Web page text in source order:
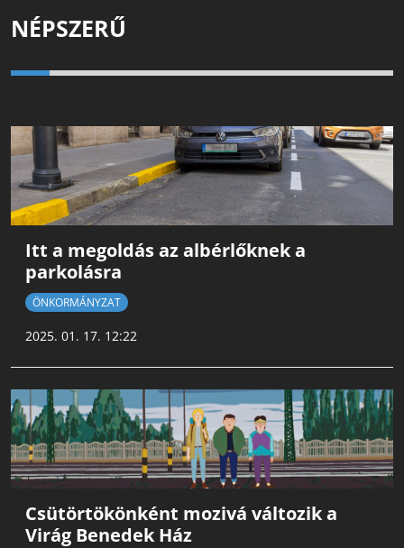
NÉPSZERŰ
Itt a megoldás az albérlőknek a
parkolásra
ÖNKORMÁNYZAT
2025. 01. 17. 12:22
Csütörtökönként mozivá változik a
Virág Benedek Ház